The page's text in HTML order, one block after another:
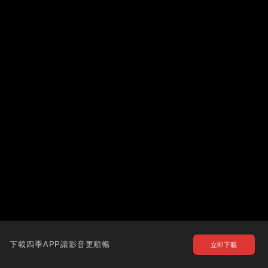
下載四季APP讓影音更順暢 立即下載